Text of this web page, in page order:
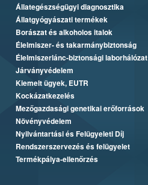
Állategészségügyi diagnosztika
Állatgyógyászati termékek
Borászat és alkoholos italok
Élelmiszer- és takarmánybiztonság
Élelmiszerlánc-biztonsági laborhálózat
Járványvédelem
Kiemelt ügyek, EUTR
Kockázatkezelés
Mezőgazdasági genetikai erőforrások
Növényvédelem
Nyilvántartási és Felügyeleti Díj
Rendszerszervezés és felügyelet
Termékpálya-ellenőrzés